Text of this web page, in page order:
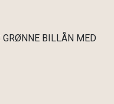
GRØNNE BILLÅN MED